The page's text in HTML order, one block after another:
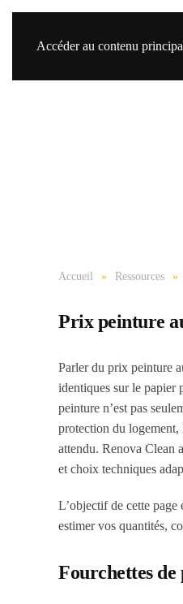
Accéder au contenu
ACCUEIL
8H30 -
SAMEDI
Accueil Ressources
Prix peinture
Parler du prix peinture
identiques sur le papier
peinture n’est pas
protection du logement,
attendu. Renova Clean
et choix techniques
L’objectif de cette page
estimer vos quantités,
Fourchettes de